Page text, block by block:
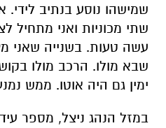
שמישהו נוסע בנתיב לידי.
שתי מכוניות ואני מתחיל
עשה טעות. בשנייה שאני
שבא מולו. הרכב מולו
ימין גם היה אוטו. ממש
במזל הנהג ניצל, מספר